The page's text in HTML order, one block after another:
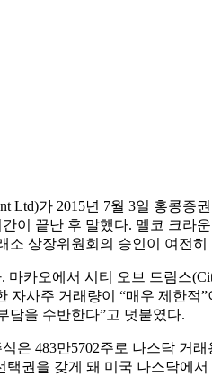
Ltd)가 2015년 7월 3일 홍콩
이 끝난 후 말했다. 멜코 크라
소 상장위원회의 승인이 여전히
카오에서 시티 오브 드림스
사주 거래량이 “매우 제한
담을 수반한다”고 덧붙였다.
은 483만5702주로 나스닥 거
권을 갖게 돼 미국 나스닥에